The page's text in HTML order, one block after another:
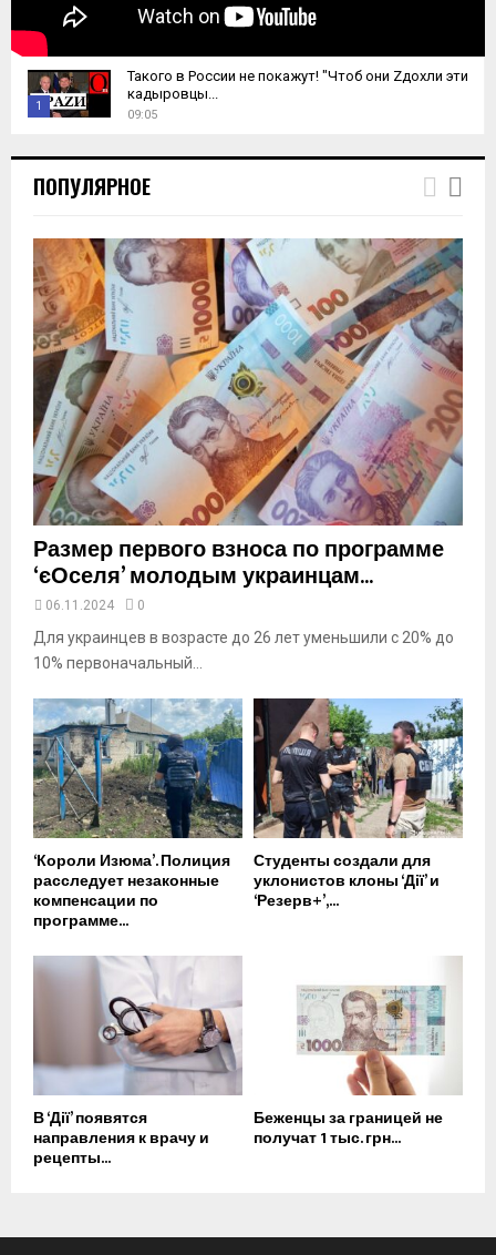
1
h
u
a
y
u
e
Такого в России не покажут! "Чтоб они Zдохли эти
кадыровцы...
09:05
ПОПУЛЯРНОЕ
Размер первого взноса по программе
‘єОселя’ молодым украинцам...
06.11.2024 0
Для украинцев в возрасте до 26 лет уменьшили с 20% до
10% первоначальный...
‘Короли Изюма’. Полиция
расследует незаконные
компенсации по
программе...
Студенты создали для
уклонистов клоны ‘Дії’ и
‘Резерв+’,...
В ‘Дії’ появятся
направления к врачу и
рецепты...
Беженцы за границей не
получат 1 тыс. грн...